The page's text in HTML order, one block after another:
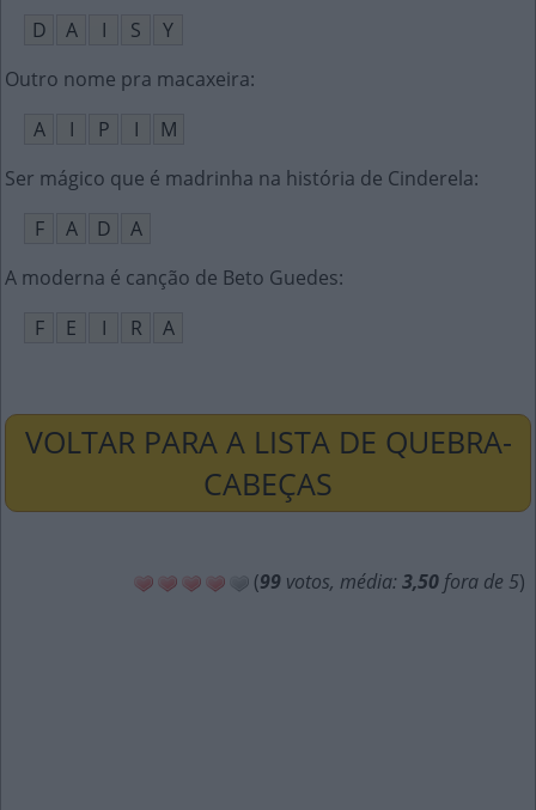
D
A I S
Y
Outro nome pra macaxeira:
A
I P I
M
Ser mágico que é madrinha na história de Cinderela:
F
A D
A
A moderna é canção de Beto Guedes:
F
E I R A
VOLTAR PARA A LISTA DE QUEBRA-
CABEÇAS
(99 votos, média: 3,50 fora de 5)